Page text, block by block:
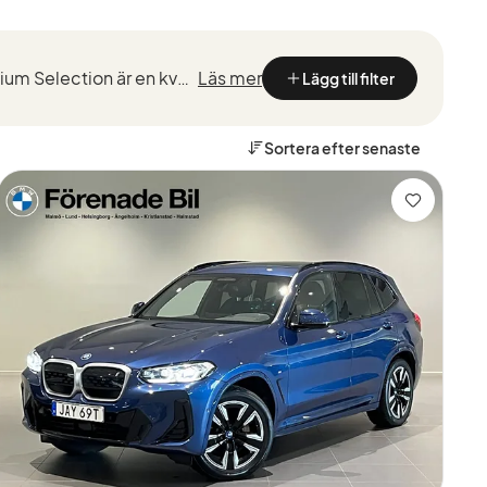
Kvalitetstestade BMW med marknadsledande garantier från de som kan BMW bäst. BMW Premium Selection är en kvalitetssäkring vid köp av en begagnad BMW, framtaget för ett smidigt, tryggt och bekymmersfri... Läs mer Lägg till filter
Sortera eftersenaste
Spara